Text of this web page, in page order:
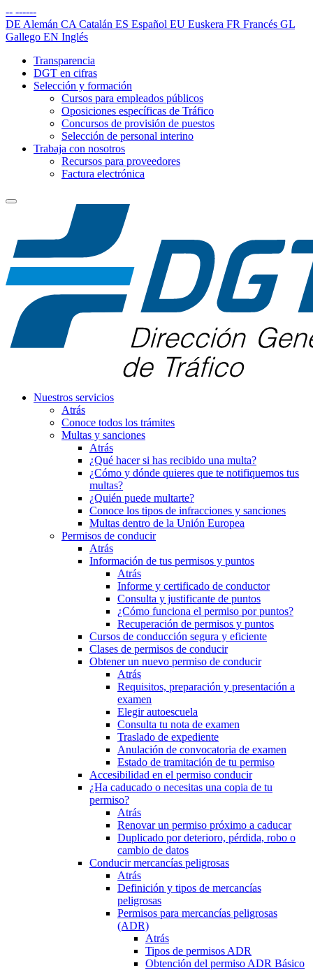
-- ------
DE Alemán CA Catalán ES Español EU Euskera FR Francés GL
Gallego EN Inglés
Transparencia
DGT en cifras
Selección y formación
Cursos para empleados públicos
Oposiciones específicas de Tráfico
Concursos de provisión de puestos
Selección de personal interino
Trabaja con nosotros
Recursos para proveedores
Factura electrónica
Nuestros servicios
Atrás
Conoce todos los trámites
Multas y sanciones
Atrás
¿Qué hacer si has recibido una multa?
¿Cómo y dónde quieres que te notifiquemos tus
multas?
¿Quién puede multarte?
Conoce los tipos de infracciones y sanciones
Multas dentro de la Unión Europea
Permisos de conducir
Atrás
Información de tus permisos y puntos
Atrás
Informe y certificado de conductor
Consulta y justificante de puntos
¿Cómo funciona el permiso por puntos?
Recuperación de permisos y puntos
Cursos de conducción segura y eficiente
Clases de permisos de conducir
Obtener un nuevo permiso de conducir
Atrás
Requisitos, preparación y presentación a
examen
Elegir autoescuela
Consulta tu nota de examen
Traslado de expediente
Anulación de convocatoria de examen
Estado de tramitación de tu permiso
Accesibilidad en el permiso conducir
¿Ha caducado o necesitas una copia de tu
permiso?
Atrás
Renovar un permiso próximo a caducar
Duplicado por deterioro, pérdida, robo o
cambio de datos
Conducir mercancías peligrosas
Atrás
Definición y tipos de mercancías
peligrosas
Permisos para mercancías peligrosas
(ADR)
Atrás
Tipos de permisos ADR
Obtención del permiso ADR Básico